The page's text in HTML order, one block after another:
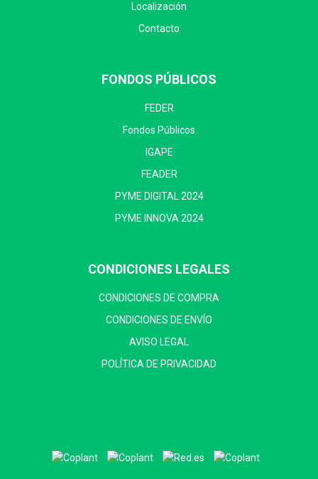
Localización
Contacto
FONDOS PÚBLICOS
FEDER
Fondos Públicos
IGAPE
FEADER
PYME DIGITAL 2024
PYME INNOVA 2024
CONDICIONES LEGALES
CONDICIONES DE COMPRA
CONDICIONES DE ENVÍO
AVISO LEGAL
POLÍTICA DE PRIVACIDAD